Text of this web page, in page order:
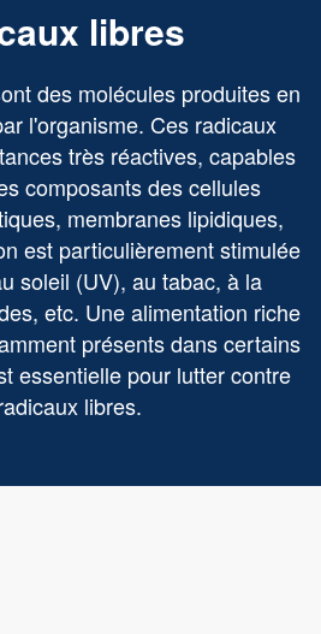
libres
des molécules produites en
l'organisme. Ces radicaux
très réactives, capables
composants des cellules
membranes lipidiques,
est particulièrement stimulée
soleil (UV), au tabac, à la
etc. Une alimentation riche
présents dans certains
essentielle pour lutter contre
libres.